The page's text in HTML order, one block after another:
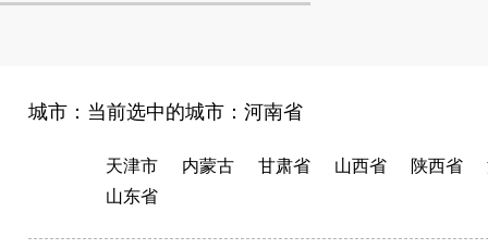
城市：当前选中的城市： 河南省
天津市 内蒙古 甘肃省 山西省 陕西省
山东省